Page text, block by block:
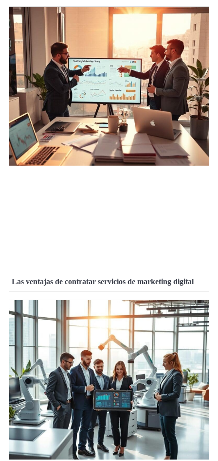
Las ventajas de contratar servicios de marketing digital